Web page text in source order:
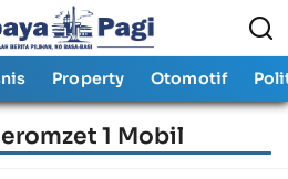
Property Otomotif
1 Mobil